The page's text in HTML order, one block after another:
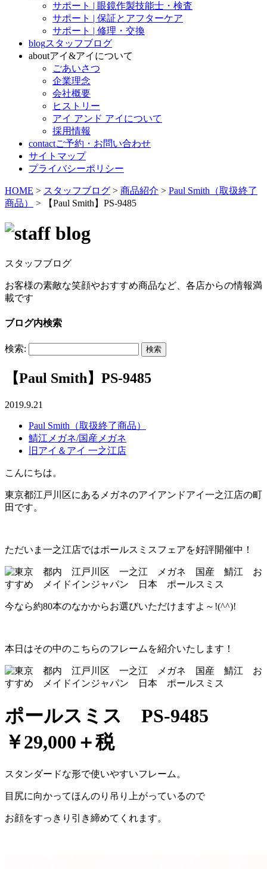
サポート | 眼鏡作製技能士・検査
サポート | 保証とアフターケア
サポート | 修理・交換
blogスタッフブログ
aboutアイ&アイについて
ごあいさつ
企業理念
会社概要
ヒストリー
アイ アンド アイについて
採用情報
contactご予約・お問い合わせ
サイトマップ
プライバシーポリシー
HOME > スタッフブログ > 商品紹介 > Paul Smith（取扱終了
商品）
> 【Paul Smith】PS-9485
スタッフブログ
お客様の素敵な笑顔やおすすめ商品など、各店からの情報満
載です
ブログ内検索
検索:
【Paul Smith】PS-9485
2019.9.21
Paul Smith（取扱終了商品）
鯖江メガネ/国産メガネ
旧アイ＆アイ 一之江店
こんにちは。
東京都江戸川区にあるメガネのアイアンドアイ一之江店の町
田です。
ただいま一之江店ではポールスミスフェアを好評開催中！
今なら約80本のなかからお選びいただけますよ～!(^^)!
本日はその中のこちらのフレームを紹介いたします！
ポールスミス PS-9485
￥29,000＋税
スタンダードな形で使いやすいフレーム。
目尻に向かってほんのり吊り上がっているので
お顔をすっきり引き締めてくれます。